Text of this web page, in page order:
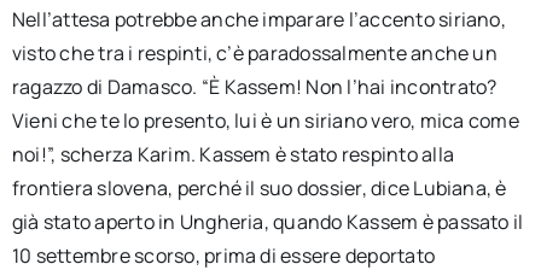
Nell’attesa potrebbe anche imparare l’accento siriano,
visto che tra i respinti, c’è paradossalmente anche un
ragazzo di Damasco. “È Kassem! Non l’hai incontrato?
Vieni che te lo presento, lui è un siriano vero, mica come
noi!”, scherza Karim. Kassem è stato respinto alla
frontiera slovena, perché il suo dossier, dice Lubiana, è
già stato aperto in Ungheria, quando Kassem è passato il
10 settembre scorso, prima di essere deportato